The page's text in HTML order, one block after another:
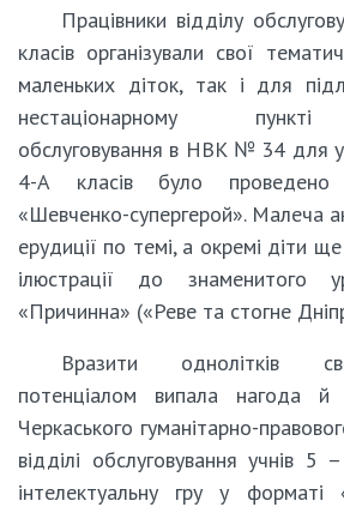
Працівники відділу
класів організували свої
маленьких діток, так і для
нестаціонарному пункті
обслуговування в НВК № 34 для
4-А класів було проведено
«Шевченко-супергерой». Малеча
ерудиції по темі, а окремі діти
ілюстрації до знаменитого
«Причинна» («Реве та стогне
Вразити однолітків
потенціалом випала нагода
Черкаського гуманітарно-
відділі обслуговування учнів 5
інтелектуальну гру у